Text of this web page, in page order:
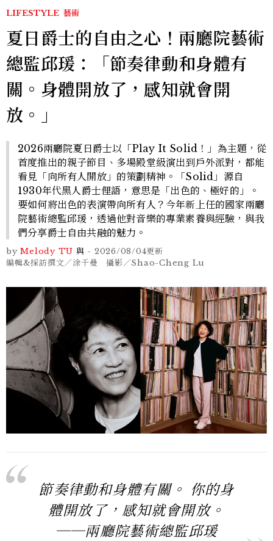
LIFESTYLE 藝術
夏日爵士的自由之心！兩廳院藝術
總監邱瑗：「節奏律動和身體有
關。身體開放了，感知就會開
放。」
2026兩廳院夏日爵士以「Play It Solid！」為主題，從
首度推出的親子節目、多場殿堂級演出到戶外派對，都能
看見「向所有人開放」的策劃精神。「Solid」源自
1930年代黑人爵士俚語，意思是「出色的、極好的」。
要如何將出色的表演帶向所有人？今年新上任的國家兩廳
院藝術總監邱瑗，透過他對音樂的專業素養與經驗，與我
們分享爵士自由共融的魅力。
by Melody TU 與 - 2026/08/04更新
編輯&採訪撰文／涂千曼 攝影／Shao-Cheng Lu
節奏律動和身體有關。 你的身
體開放了，感知就會開放。
──兩廳院藝術總監邱瑗